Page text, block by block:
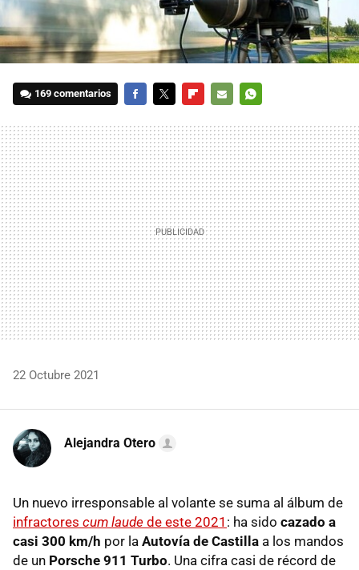
169 comentarios
MAIL
22 Octubre 2021
Alejandra Otero
Un nuevo irresponsable al volante se suma al álbum de
infractores cum laude de este 2021 : ha sido cazado a
casi 300 km/h por la Autovía de Castilla a los mandos
de un Porsche 911 Turbo. Una cifra casi de récord de